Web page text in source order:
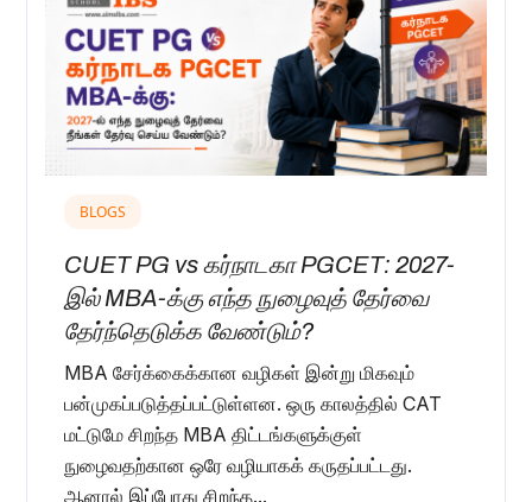
BLOGS
CUET PG vs கர்நாடகா PGCET: 2027-
இல் MBA-க்கு எந்த நுழைவுத் தேர்வை
தேர்ந்தெடுக்க வேண்டும்?
MBA சேர்க்கைக்கான வழிகள் இன்று மிகவும்
பன்முகப்படுத்தப்பட்டுள்ளன. ஒரு காலத்தில் CAT
மட்டுமே சிறந்த MBA திட்டங்களுக்குள்
நுழைவதற்கான ஒரே வழியாகக் கருதப்பட்டது.
ஆனால் இப்போது சிறந்த...